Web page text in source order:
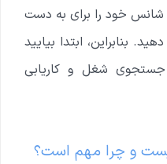
خود را برای به دست
بنابراین، ابتدا بیایید
جستجوی شغل و کاریابی
چیست و چرا مهم است؟